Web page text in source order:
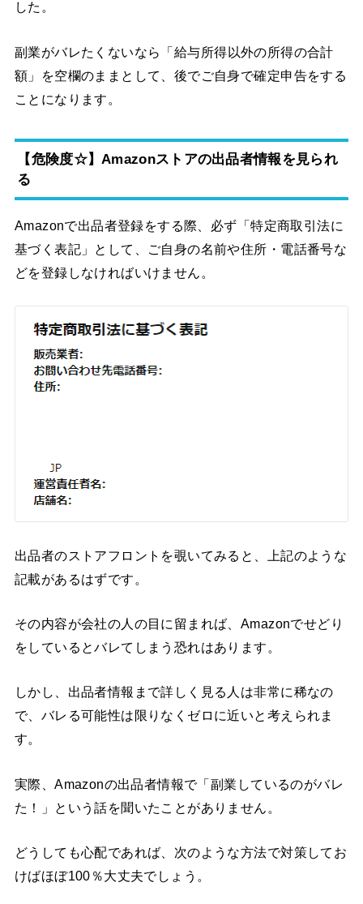
した。
副業がバレたくないなら
「給与所得以外の所得の合計
額」を空欄のままとして、後でご自身で確定申告をする
ことになります。
【危険度☆】Amazonストアの出品者情報を見られ
る
Amazonで出品者登録をする際、必ず「特定商取引法に
基づく表記」として、ご自身の名前や住所・電話番号な
どを登録しなければいけません。
出品者のストアフロントを覗いてみると、上記のような
記載があるはずです。
その内容が会社の人の目に留まれば、Amazonでせどり
をしているとバレてしまう恐れはあります。
しかし、出品者情報まで詳しく見る人は非常に稀なの
で、バレる可能性は限りなくゼロに近いと考えられま
す。
実際、Amazonの出品者情報で「副業しているのがバレ
た！」という話を聞いたことがありません。
どうしても心配であれば、次のような方法で対策してお
けばほぼ100％大丈夫でしょう。